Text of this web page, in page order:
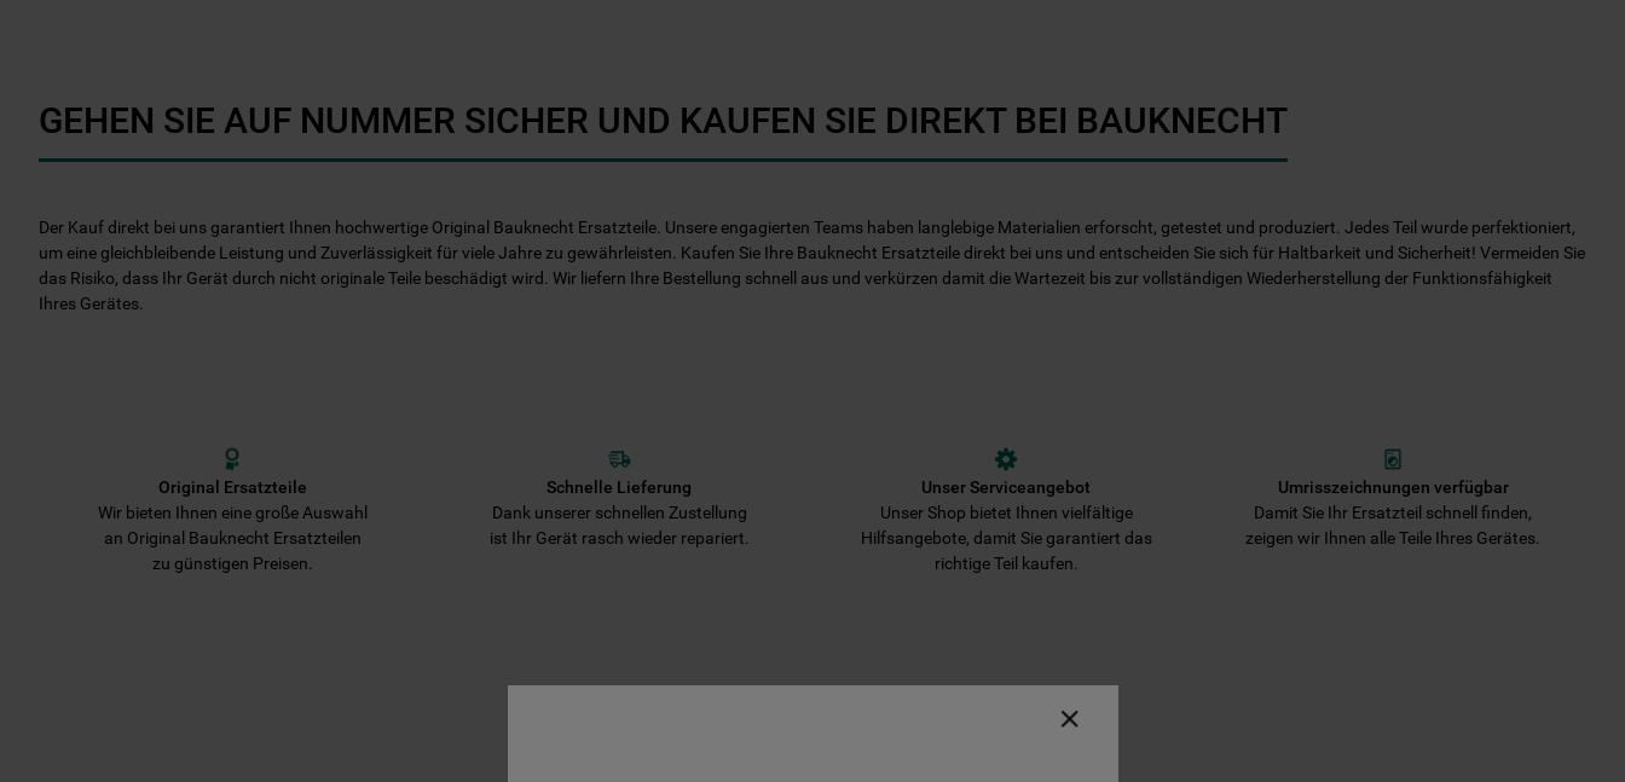
GEHEN SIE AUF NUMMER SICHER UND KAUFEN SIE DIREKT BEI BAUKNECHT
Der Kauf direkt bei uns garantiert Ihnen hochwertige Original Bauknecht Ersatzteile. Unsere engagierten Teams haben langlebige Materialien erforscht, getestet und produziert. Jedes Teil wurde perfektioniert,
um eine gleichbleibende Leistung und Zuverlässigkeit für viele Jahre zu gewährleisten. Kaufen Sie Ihre Bauknecht Ersatzteile direkt bei uns und entscheiden Sie sich für Haltbarkeit und Sicherheit! Vermeiden Sie
das Risiko, dass Ihr Gerät durch nicht originale Teile beschädigt wird. Wir liefern Ihre Bestellung schnell aus und verkürzen damit die Wartezeit bis zur vollständigen Wiederherstellung der Funktionsfähigkeit
Ihres Gerätes.
Original Ersatzteile
Wir bieten Ihnen eine große Auswahl
an Original Bauknecht Ersatzteilen
zu günstigen Preisen.
Schnelle Lieferung
Dank unserer schnellen Zustellung
ist Ihr Gerät rasch wieder repariert.
Unser Serviceangebot
Unser Shop bietet Ihnen vielfältige
Hilfsangebote, damit Sie garantiert das
richtige Teil kaufen.
Umrisszeichnungen verfügbar
Damit Sie Ihr Ersatzteil schnell finden,
zeigen wir Ihnen alle Teile Ihres Gerätes.
gesetzt. Mehr Informationen
https://www.bauknecht.de/seiten/nutzung-
von-cookies